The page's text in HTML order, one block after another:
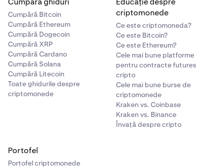
Cumpără Bitcoin
Cumpără Ethereum
Cumpără Dogecoin
Cumpără XRP
Cumpără Cardano
Cumpără Solana
Cumpără Litecoin
Toate ghidurile despre
criptomonede
criptomonede
Ce este criptomoneda?
Ce este Bitcoin?
Ce este Ethereum?
Cele mai bune platforme
pentru contracte futures
cripto
Cele mai bune burse de
criptomonede
Kraken vs. Coinbase
Kraken vs. Binance
Învață despre cripto
Portofel
Portofel criptomonede